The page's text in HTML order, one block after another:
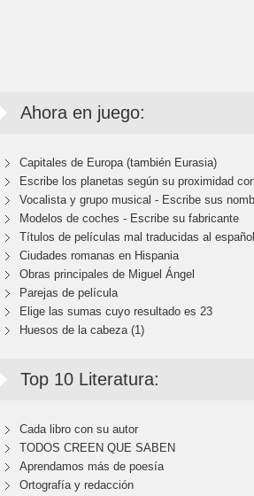
Ahora en juego:
Capitales de Europa (también Eurasia)
Escribe los planetas según su proximidad
Vocalista y grupo musical - Escribe sus
Modelos de coches - Escribe su fabricante
Títulos de películas mal traducidas al español
Ciudades romanas en Hispania
Obras principales de Miguel Ángel
Parejas de película
Elige las sumas cuyo resultado es 23
Huesos de la cabeza (1)
Top 10 Literatura:
Cada libro con su autor
TODOS CREEN QUE SABEN
Aprendamos más de poesía
Ortografía y redacción